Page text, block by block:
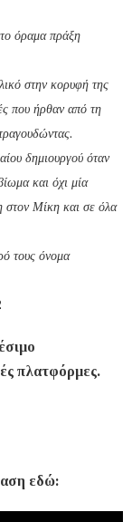
όραμα πράξη
στην κορυφή της
που ήρθαν από τη
δημιουργού όταν
και όχι μία
στον Μίκη και σε όλα
τους όνομα
πλατφόρμες.
εδώ: